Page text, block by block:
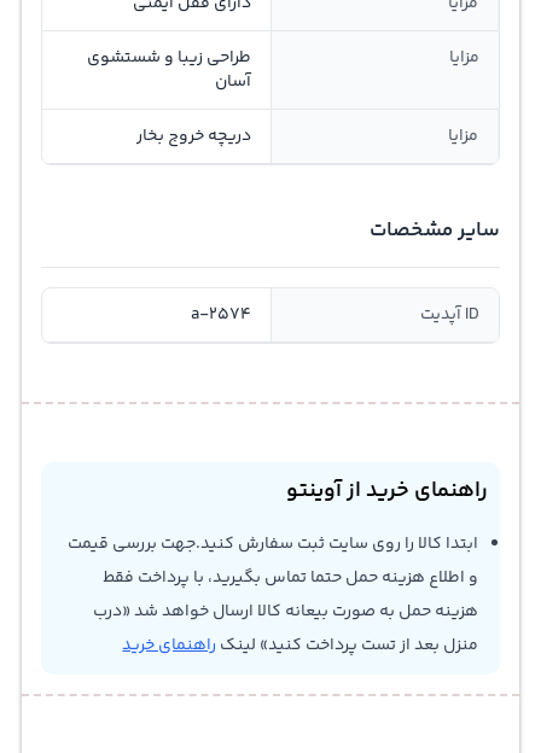
مزایا
طراحی زیبا و شستشوی
آسان
مزایا دریچه خروج بخار
سایر مشخصات
ID آپدیت a-2574
راهنمای خرید از آوینتو
ابتدا کالا را روی سایت ثبت سفارش کنید.جهت بررسی قیمت
و اطلاع هزینه حمل حتما تماس بگیرید، با پرداخت فقط
هزینه حمل به صورت بیعانه کالا ارسال خواهد شد «درب
منزل بعد از تست پرداخت کنید» لینک راهنمای خرید